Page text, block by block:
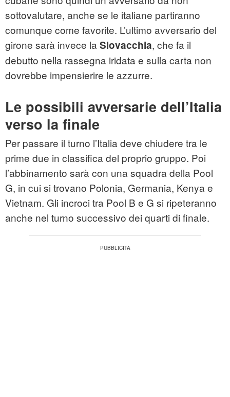
sottovalutare, anche se le italiane partiranno
comunque come favorite. L’ultimo avversario del
girone sarà invece la Slovacchia, che fa il
debutto nella rassegna iridata e sulla carta non
dovrebbe impensierire le azzurre.
Le possibili avversarie dell’Italia
verso la finale
Per passare il turno l’Italia deve chiudere tra le
prime due in classifica del proprio gruppo. Poi
l’abbinamento sarà con una squadra della Pool
G, in cui si trovano Polonia, Germania, Kenya e
Vietnam. Gli incroci tra Pool B e G si ripeteranno
anche nel turno successivo dei quarti di finale.